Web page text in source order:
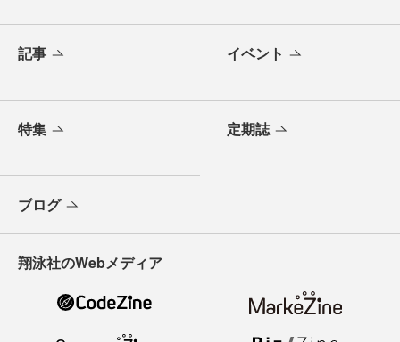
記事 イベント
特集 定期誌
ブログ
翔泳社のWebメディア